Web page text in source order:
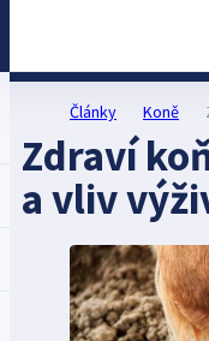
Články Koně
Zdraví
a vliv